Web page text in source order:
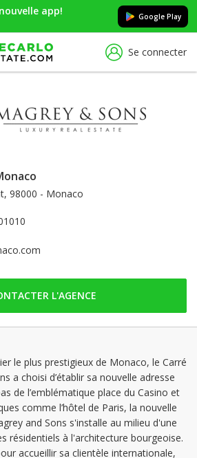
app! Google Play
Se connecter
98000 - Monaco
L'AGENCE
le plus prestigieux de Monaco, le Carré
a choisi d’établir sa nouvelle adresse
de l’emblématique place du Casino et
comme l’hôtel de Paris, la nouvelle
and Sons s'installe au milieu d'une
résidentiels à l'architecture bourgeoise.
accueillir sa clientèle internationale,